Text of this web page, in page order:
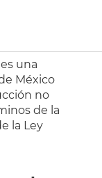
una
México
no
de la
la Ley